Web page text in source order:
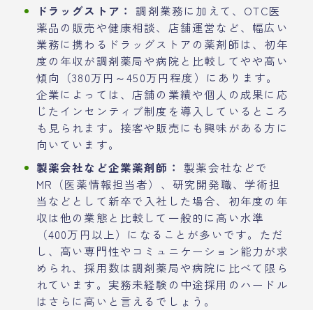
ドラッグストア： 調剤業務に加えて、OTC医
薬品の販売や健康相談、店舗運営など、幅広い
業務に携わるドラッグストアの薬剤師は、初年
度の年収が調剤薬局や病院と比較してやや高い
傾向（380万円～450万円程度）にあります。
企業によっては、店舗の業績や個人の成果に応
じたインセンティブ制度を導入しているところ
も見られます。接客や販売にも興味がある方に
向いています。
製薬会社など企業薬剤師：
製薬会社などで
MR（医薬情報担当者）、研究開発職、学術担
当などとして新卒で入社した場合、初年度の年
収は他の業態と比較して一般的に高い水準
（400万円以上）になることが多いです。ただ
し、高い専門性やコミュニケーション能力が求
められ、採用数は調剤薬局や病院に比べて限ら
れています。実務未経験の中途採用のハードル
はさらに高いと言えるでしょう。